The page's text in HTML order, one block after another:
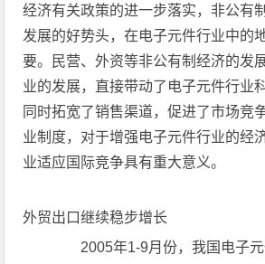
经济有关政策的进一步落实，非公有
发展的好势头，在电子元件行业中的
要。民营、外资等非公有制经济的发
业的发展，直接带动了电子元件行业
同时拓宽了销售渠道，促进了市场竞
业制度，对于增强电子元件行业的经
业适应国际竞争具有重大意义。
外贸出口继续稳步增长
2005年1-9月份，我国电子元